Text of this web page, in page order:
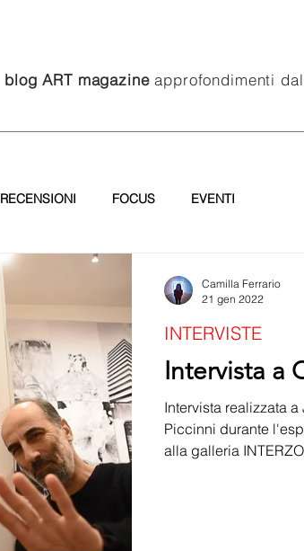
blog ART magazine approfondimenti
RECENSIONI FOCUS EVENTI
Intervista a
Intervista realizzata
Piccinni durante
alla galleria
INTERVISTE
Camilla Ferrario
21 gen 2022